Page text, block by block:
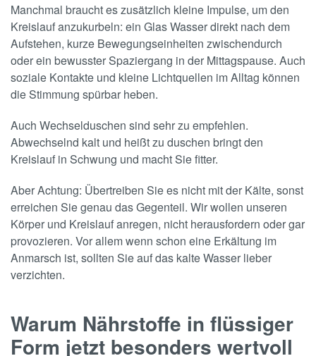
Manchmal braucht es zusätzlich kleine Impulse, um den
Kreislauf anzukurbeln: ein Glas Wasser direkt nach dem
Aufstehen, kurze Bewegungseinheiten zwischendurch
oder ein bewusster Spaziergang in der Mittagspause. Auch
soziale Kontakte und kleine Lichtquellen im Alltag können
die Stimmung spürbar heben.
Auch Wechselduschen sind sehr zu empfehlen.
Abwechselnd kalt und heißt zu duschen bringt den
Kreislauf in Schwung und macht Sie fitter.
Aber Achtung: Übertreiben Sie es nicht mit der Kälte, sonst
erreichen Sie genau das Gegenteil. Wir wollen unseren
Körper und Kreislauf anregen, nicht herausfordern oder gar
provozieren. Vor allem wenn schon eine Erkältung im
Anmarsch ist, sollten Sie auf das kalte Wasser lieber
verzichten.
Warum Nährstoffe in flüssiger
Form jetzt besonders wertvoll